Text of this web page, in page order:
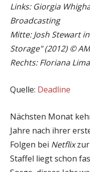
Links: Giorgia
Broadcasting
Mitte: Josh Stewart
Storage" (2012) ©
Rechts: Floriana
Quelle: Deadline
Nächsten Monat
Jahre nach ihrer
Folgen bei Netflix
Staffel liegt schon